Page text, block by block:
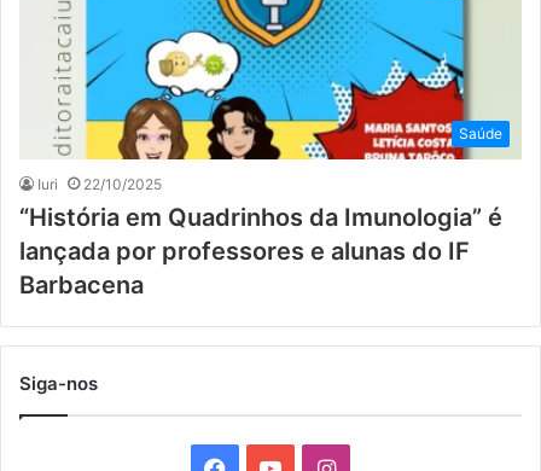
Saúde
Iuri 22/10/2025
“História em Quadrinhos da Imunologia” é
lançada por professores e alunas do IF
Barbacena
Siga-nos